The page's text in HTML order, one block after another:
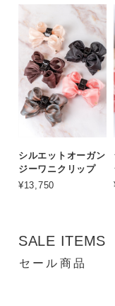
シルエットオーガン
ジーワニクリップ
¥13,750
SALE ITEMS
セール商品